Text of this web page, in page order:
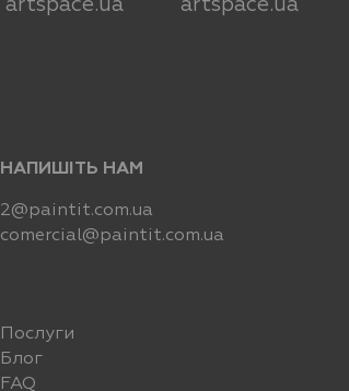
artspace.ua
artspace.ua
НАПИШІТЬ НАМ
2@paintit.com.ua
comercial@paintit.com.ua
Послуги
Блог
FAQ